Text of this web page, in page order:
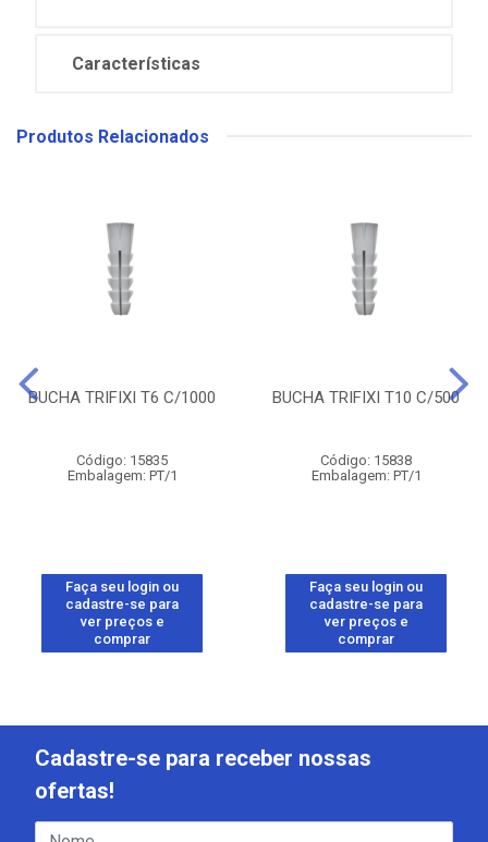
Características
Produtos Relacionados
BUCHA TRIFIXI T6 C/1000
Código: 15835
Embalagem: PT/1
Faça seu login ou
cadastre-se para
ver preços e
comprar
BUCHA TRIFIXI T10 C/500
Código: 15838
Embalagem: PT/1
Faça seu login ou
cadastre-se para
ver preços e
comprar
Cadastre-se para receber nossas
ofertas!